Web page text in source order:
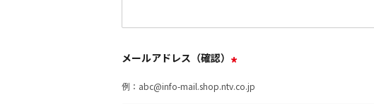
メールアドレス（確認） *
例：abc@info-mail.shop.ntv.co.jp